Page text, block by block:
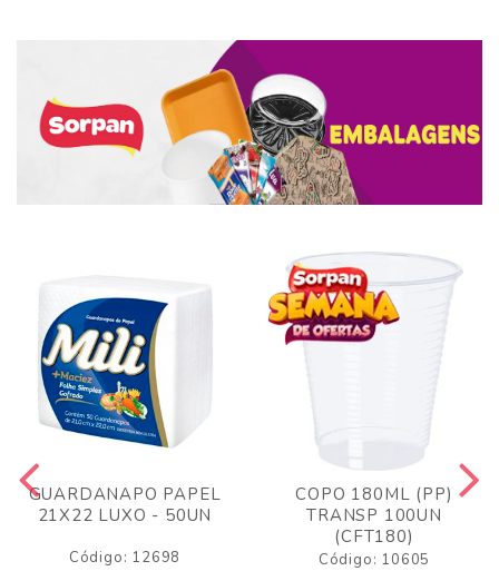
GUARDANAPO PAPEL
21X22 LUXO - 50UN
Código: 12698
COPO 180ML (PP)
TRANSP 100UN
(CFT180)
Código: 10605